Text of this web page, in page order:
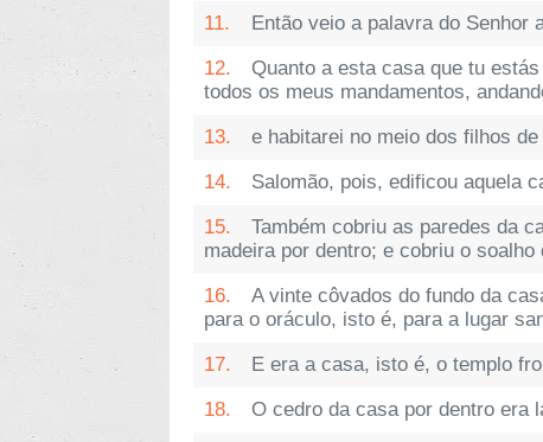
11.
Então veio a palavra do Senhor
12.
Quanto a esta casa que tu
todos os meus mandamentos,
13.
e habitarei no meio dos filhos
14.
Salomão, pois, edificou aquela
15.
Também cobriu as paredes da
madeira por dentro; e cobriu o
16.
A vinte côvados do fundo da
para o oráculo, isto é, para a lugar
17.
E era a casa, isto é, o templo
18.
O cedro da casa por dentro era